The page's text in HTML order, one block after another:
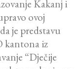
Kakanj i
ovoj
je predstavu
kantona iz
“Dječije